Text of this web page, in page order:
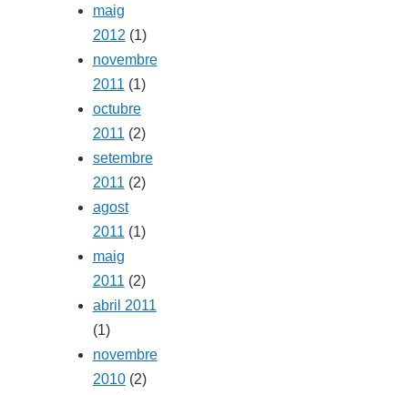
maig
2012 (1)
novembre
2011(1)
octubre
2011(2)
setembre
2011(2)
agost
2011(1)
maig
2011(2)
abril 2011
(1)
novembre
2010(2)